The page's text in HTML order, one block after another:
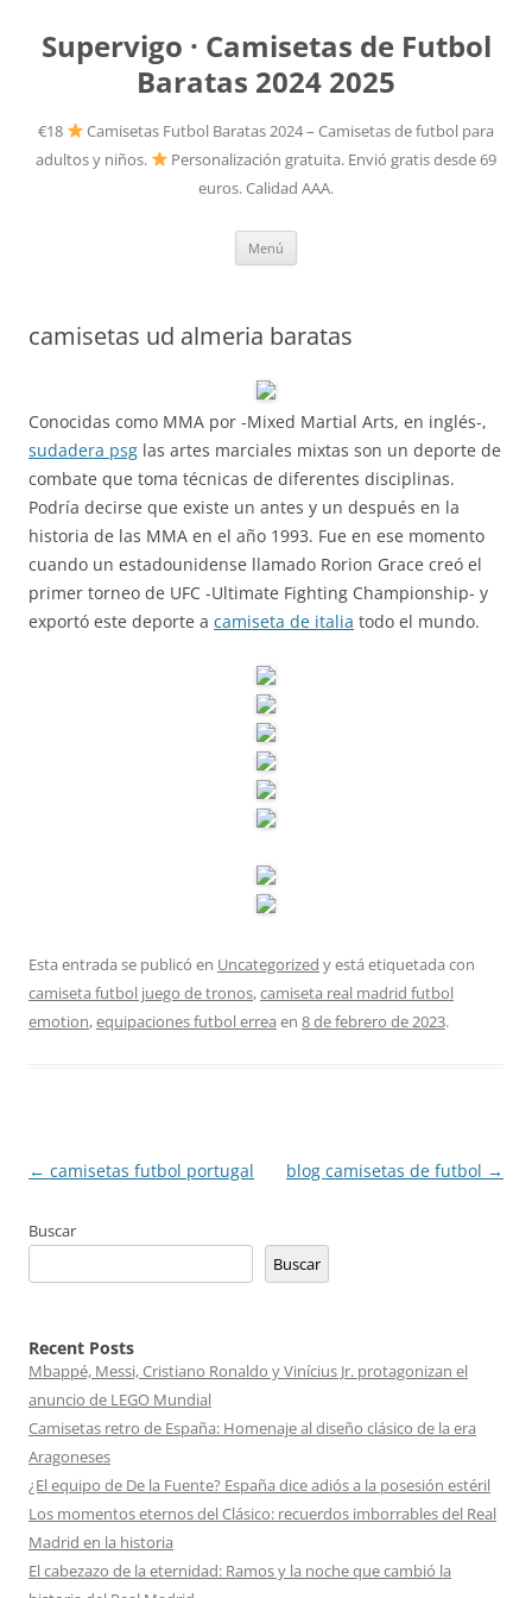
Supervigo · Camisetas de Futbol
Baratas 2024 2025
€18
Camisetas Futbol Baratas 2024 – Camisetas de futbol para
adultos y niños.
Personalización gratuita. Envió gratis desde 69
euros. Calidad AAA.
Menú
camisetas ud almeria baratas
Conocidas como MMA por -Mixed Martial Arts, en inglés-,
sudadera psg las artes marciales mixtas son un deporte de
combate que toma técnicas de diferentes disciplinas.
Podría decirse que existe un antes y un después en la
historia de las MMA en el año 1993. Fue en ese momento
cuando un estadounidense llamado Rorion Grace creó el
primer torneo de UFC -Ultimate Fighting Championship- y
exportó este deporte a camiseta de italia todo el mundo.
Esta entrada se publicó en Uncategorized y está etiquetada con
camiseta futbol juego de tronos,camiseta real madrid futbol
emotion,equipaciones futbol errea en 8 de febrero de 2023.
Navegación
entradas
← camisetas futbol portugal blog camisetas de futbol →
Buscar
Buscar
Recent Posts
Mbappé, Messi, Cristiano Ronaldo y Vinícius Jr. protagonizan el
anuncio de LEGO Mundial
Camisetas retro de España: Homenaje al diseño clásico de la era
Aragoneses
¿El equipo de De la Fuente? España dice adiós a la posesión estéril
Los momentos eternos del Clásico: recuerdos imborrables del Real
Madrid en la historia
El cabezazo de la eternidad: Ramos y la noche que cambió la